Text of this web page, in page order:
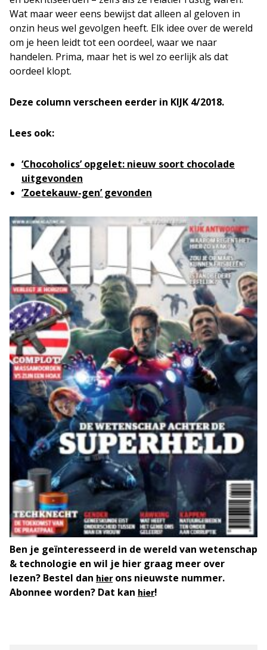
Wat maar weer eens bewijst dat alleen al geloven in
onzin heus wel gevolgen heeft. Elk idee over de wereld
om je heen leidt tot een oordeel, waar we naar
handelen. Prima, maar het is wel zo eerlijk als dat
oordeel klopt.
Deze column verscheen eerder in KIJK 4/2018.
Lees ook:
‘Chocoholics’ opgelet: nieuw soort chocolade
uitgevonden
‘Zoetekauw-gen’ gevonden
Ben je geïnteresseerd in de wereld van wetenschap
& technologie en wil je hier graag meer over
lezen? Bestel dan hierons nieuwste nummer.
Abonnee worden? Dat kan hier!